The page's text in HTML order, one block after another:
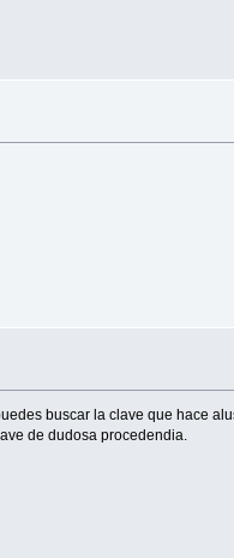
buscar la clave que hace
de dudosa procedendia.